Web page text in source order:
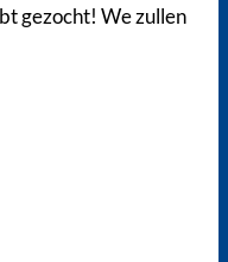
gezocht! We zullen